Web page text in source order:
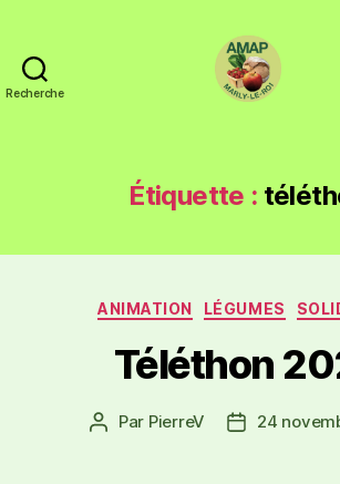
Recherche
Étiquette :
ANIMATION LÉGUMES
Téléthon
Par PierreV 24